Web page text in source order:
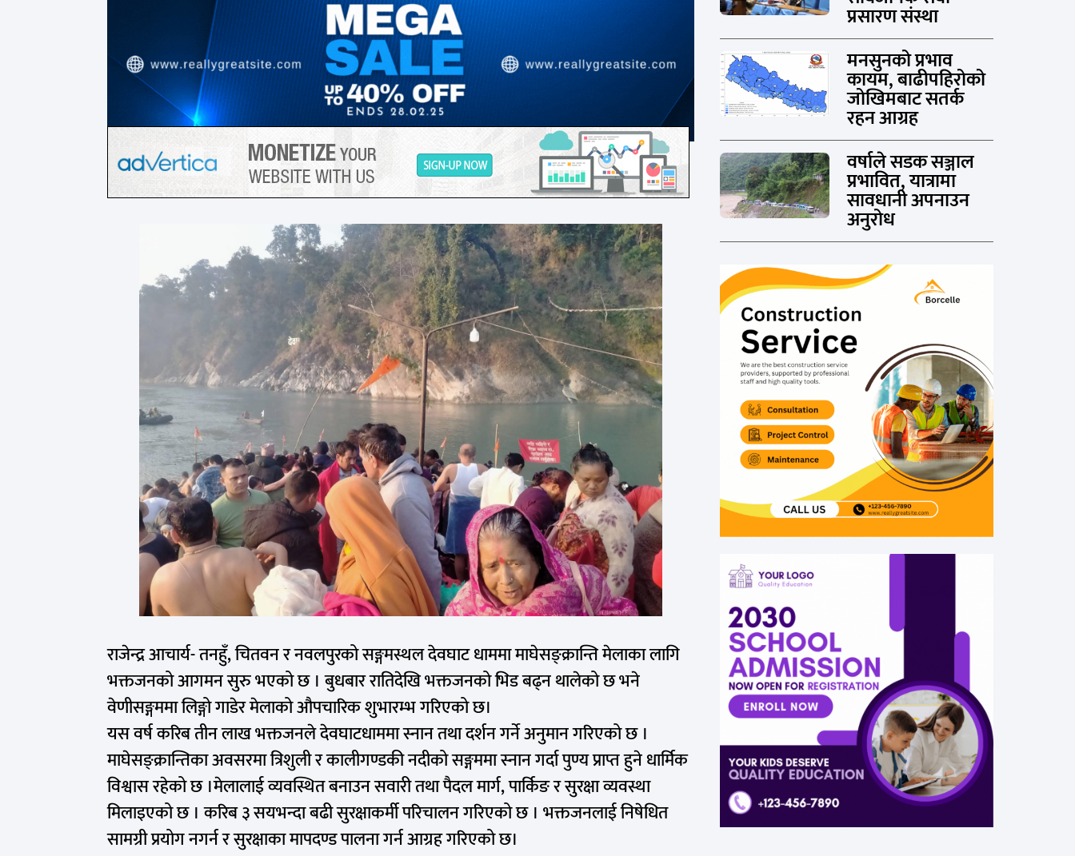
राजेन्द्र आचार्य- तनहुँ, चितवन र नवलपुरको सङ्गमस्थल देवघाट धाममा माघेसङ्क्रान्ति मेलाका लागि
भक्तजनको आगमन सुरु भएको छ । बुधबार रातिदेखि भक्तजनको भिड बढ्न थालेको छ भने
वेणीसङ्गममा लिङ्गो गाडेर मेलाको औपचारिक शुभारम्भ गरिएको छ।
यस वर्ष करिब तीन लाख भक्तजनले देवघाटधाममा स्नान तथा दर्शन गर्ने अनुमान गरिएको छ ।
माघेसङ्क्रान्तिका अवसरमा त्रिशुली र कालीगण्डकी नदीको सङ्गममा स्नान गर्दा पुण्य प्राप्त हुने धार्मिक
विश्वास रहेको छ ।मेलालाई व्यवस्थित बनाउन सवारी तथा पैदल मार्ग, पार्किङ र सुरक्षा व्यवस्था
मिलाइएको छ । करिब ३ सयभन्दा बढी सुरक्षाकर्मी परिचालन गरिएको छ । भक्तजनलाई निषेधित
सामग्री प्रयोग नगर्न र सुरक्षाका मापदण्ड पालना गर्न आग्रह गरिएको छ।
प्रसारण संस्था
मनसुनको प्रभाव
कायम, बाढीपहिरोको
जोखिमबाट सतर्क
रहन आग्रह
वर्षाले सडक सञ्जाल
प्रभावित, यात्रामा
सावधानी अपनाउन
अनुरोध